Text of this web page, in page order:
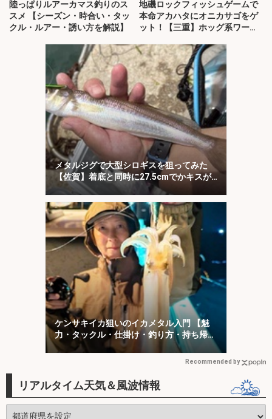
陸っぱりルアーカマス釣りのス
スメ 【シーズン・時合い・タッ
クル・ルアー・誘い方を解説】
地磯ロックフィッシュゲームで
本命アカハタにオニカサゴをゲ
ット！【三重】ホッグ系ワーム
メタルジグで大型シロギスを狙ってみた
【佐賀】着底と同時に27.5cmでかキスが
ヒット！
ケンサキイカ狙いのイカメタル入門 【魅
力・タックル・仕掛け・釣り方・持ち帰り
方を解説】
Recommended by
リアルタイム天気＆風波情報